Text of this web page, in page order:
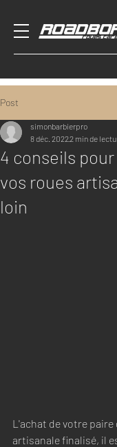
Post
4 conseils
vos roues
loin
simonbarbierpro
8 déc. 20222 min de
L'achat de votre paire
artisanale finalisé, il